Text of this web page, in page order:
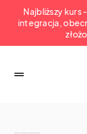
Najbliższy kurs
integracja,